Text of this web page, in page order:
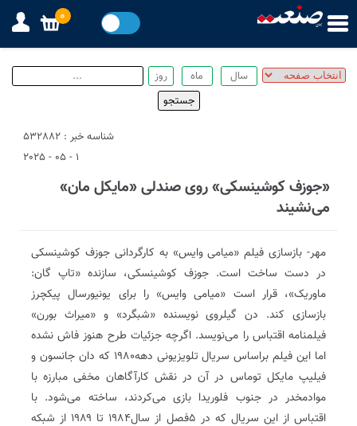
شناسه خبر : 532882
1 - 05 - 2025
«جوزف کوشینسکی» روی صندلی «مایکل مان»
می‌نشیند
مهر- بازسازی فیلم «میامی وایس» به کارگردانی جوزف کوشینسکی
در دست ساخت است. جوزف کوشینسکی، سازنده «تاپ گان:
ماوریک»، قرار است «میامی وایس» را برای یونیورسال پیکچرز
بازسازی کند. دن گیلروی نویسنده «شبگرد» و «میراث بورن»
فیلمنامه اقتباس را می‌نویسد. اگرچه جزئیات طرح هنوز فاش نشده
اما این فیلم براساس سریال تلویزیونی دهه۱۹۸۰ که دان جانسون و
فیلیپ مایکل توماس در آن در نقش کارآگاهان مخفی مبارزه با
موادمخدر در جنوب فلوریدا بازی می‌کردند، ساخته می‌شود. با
اقتباس از این سریال که در ۵فصل از سال۱۹۸۴ تا ۱۹۸۹ از شبکه
0